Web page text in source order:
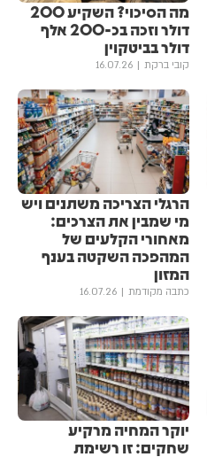
מה הסיכוי? השקיע 200
דולר וזכה בכ-200 אלף
דולר בביטקוין
קובי ברקת 16.07.26
הרגלי הצריכה משתנים ויש
מי שמבין את הצרכים:
מאחורי הקלעים של
המהפכה השקטה בענף
המזון
כתבה מקודמת 16.07.26
יוקר המחיה מרקיע
שחקים: זו רשימת